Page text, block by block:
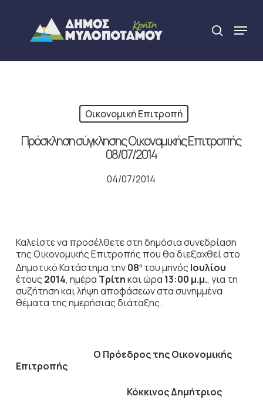
content
search
Menu
Οικονομική Επιτροπή
Πρόσκληση σύγκλησης Οικονομικής Επιτροπής
08/07/2014
04/07/2014
Καλείστε να προσέλθετε στη δημόσια συνεδρίαση
της Οικονομικής Επιτροπής που θα διεξαχθεί στο
Δημοτικό Κατάστημα την08ητου μηνός Ιουλίου
έτους 2014, ημέρα Τρίτηκαι ώρα 13:00 μ.μ., για τη
συζήτησηκαι λήψη αποφάσεων στα συνημμένα
θέματα της ημερήσιας διάταξης.
Ο Πρόεδροςτης Οικονομικής
Επιτροπής
Κόκκινος Δημήτριος
Close